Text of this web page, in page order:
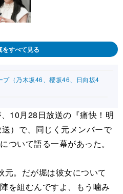
をすべて見る
プ（乃木坂46、櫻坂46、日向坂4
10月28日放送の『痛快！明
）で、同じく元メンバーで
ついて語る一幕があった。
。だが堀は彼女について
を組むんですよ、もう噛み